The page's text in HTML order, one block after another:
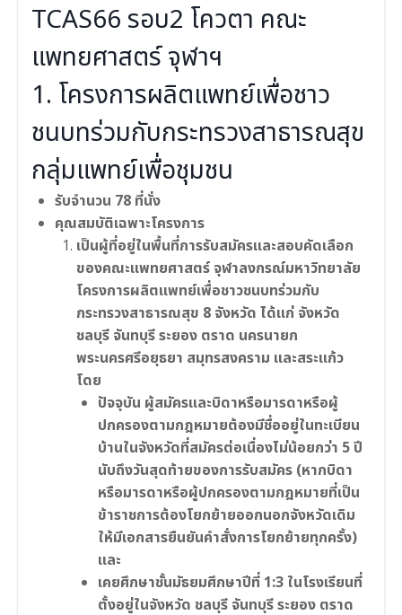
TCAS66 รอบ2 โควตา คณะ
แพทยศาสตร์ จุฬาฯ
1. โครงการผลิตแพทย์เพื่อชาว
ชนบทร่วมกับกระทรวงสาธารณสุข
กลุ่มแพทย์เพื่อชุมชน
รับจำนวน 78 ที่นั่ง
คุณสมบัติเฉพาะโครงการ
เป็นผู้ที่อยู่ในพื้นที่การรับสมัครและสอบคัดเลือก
ของคณะแพทยศาสตร์ จุฬาลงกรณ์มหาวิทยาลัย
โครงการผลิตแพทย์เพื่อชาวชนบทร่วมกับ
กระทรวงสาธารณสุข 8 จังหวัด ได้แก่ จังหวัด
ชลบุรี จันทบุรี ระยอง ตราด นครนายก
พระนครศรีอยุธยา สมุทรสงคราม และสระแก้ว
โดย
ปัจจุบัน ผู้สมัครและบิดาหรือมารดาหรือผู้
ปกครองตามกฎหมายต้องมีชื่ออยู่ในทะเบียน
บ้านในจังหวัดที่สมัครต่อเนื่องไม่น้อยกว่า 5 ปี
นับถึงวันสุดท้ายของการรับสมัคร (หากบิดา
หรือมารดาหรือผู้ปกครองตามกฎหมายที่เป็น
ข้าราชการต้องโยกย้ายออกนอกจังหวัดเดิม
ให้มีเอกสารยืนยันคำสั่งการโยกย้ายทุกครั้ง)
และ
เคยศึกษาชั้นมัธยมศึกษาปีที่ 1:3 ในโรงเรียนที่
ตั้งอยู่ในจังหวัด ชลบุรี จันทบุรี ระยอง ตราด